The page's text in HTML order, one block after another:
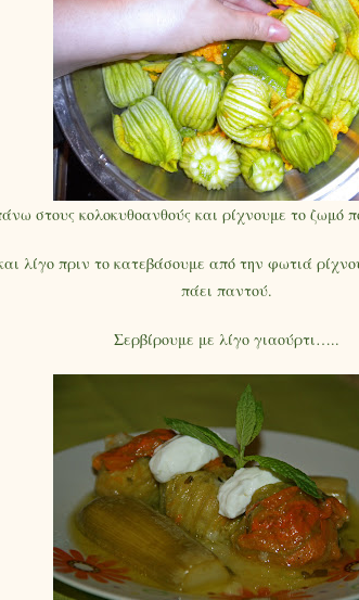
στους κολοκυθοανθούς και ρίχνουμε το
λίγο πριν το κατεβάσουμε από την φωτιά
πάει παντού.
Σερβίρουμε με λίγο γιαούρτι…..